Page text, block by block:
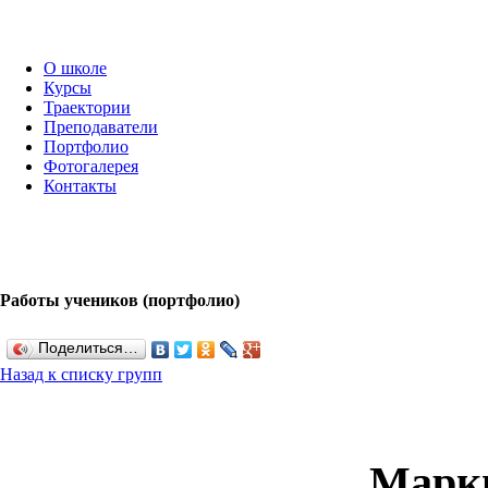
О школе
Курсы
Траектории
Преподаватели
Портфолио
Фотогалерея
Контакты
Работы учеников (портфолио)
Поделиться…
Назад к списку групп